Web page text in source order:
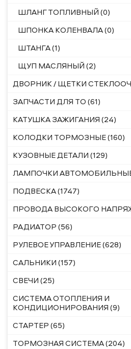
ШЛАНГ ТОПЛИВНЫЙ (0)
ШПОНКА КОЛЕНВАЛА (0)
ШТАНГА (1)
ЩУП МАСЛЯНЫЙ (2)
ДВОРНИК / ЩЕТКИ
ЗАПЧАСТИ ДЛЯ ТО (61)
КАТУШКА ЗАЖИГАНИЯ (24)
КОЛОДКИ ТОРМОЗНЫЕ (160)
КУЗОВНЫЕ ДЕТАЛИ (129)
ЛАМПОЧКИ АВТОМОБИЛЬНЫЕ
ПОДВЕСКА (1747)
ПРОВОДА ВЫСОКОГО
РАДИАТОР (56)
РУЛЕВОЕ УПРАВЛЕНИЕ (628)
САЛЬНИКИ (157)
СВЕЧИ (25)
СИСТЕМА ОТОПЛЕНИЯ И
КОНДИЦИОНИРОВАНИЯ (9)
СТАРТЕР (65)
ТОРМОЗНАЯ СИСТЕМА (204)